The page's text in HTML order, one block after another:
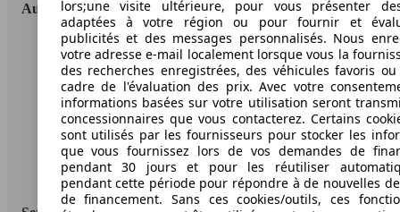
AutoScout24
A propos d'AutoScout24
Conditions d'utilisation
Informations légales
Protection des données
Accessibility Statement
lors;une visite ultérieure, pour vous présenter
adaptées à votre région ou pour fournir et
publicités et des messages personnalisés. Nous
votre adresse e-mail localement lorsque vous la
des recherches enregistrées, des véhicules favoris
cadre de l'évaluation des prix. Avec votre
informations basées sur votre utilisation seront
concessionnaires que vous contacterez. Certains
sont utilisés par les fournisseurs pour stocker les
que vous fournissez lors de vos demandes de
pendant 30 jours et pour les réutiliser
pendant cette période pour répondre à de nouvelles
de financement. Sans ces cookies/outils, ces